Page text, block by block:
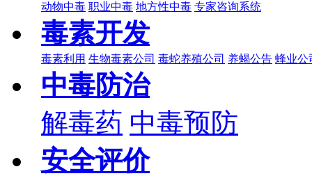
动物中毒 职业中毒 地方性中毒 专家咨询系统
毒素开发
毒素利用 生物毒素公司 毒蛇养殖公司 养蝎公告 蜂业公
中毒防治
解毒药 中毒预防
安全评价